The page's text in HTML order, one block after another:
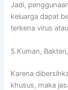
Jadi,
keluarga dараt
terkena virus
5.Kuman,
Kаrеnа
khusus, mаkа